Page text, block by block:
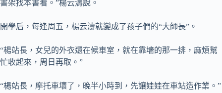
書架找本書看。”楊云濤說。
開學后，每逢周五，楊云濤就變成了孩子們的“大師長”。
“楊站長，女兒的外衣還在候車室，就在靠墻的那一排，麻煩幫
忙收起來，周日再取。”
“楊站長，摩托車壞了，晚半小時到，先讓娃娃在車站造作業。”